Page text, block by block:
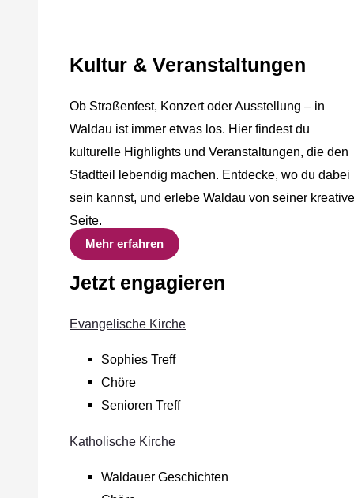
Kultur & Veranstaltungen
Ob Straßenfest, Konzert oder Ausstellung – in
Waldau ist immer etwas los. Hier findest du
kulturelle Highlights und Veranstaltungen, die den
Stadtteil lebendig machen. Entdecke, wo du dabei
sein kannst, und erlebe Waldau von seiner
Seite.
Mehr erfahren
Jetzt engagieren
Evangelische Kirche
Sophies Treff
Chöre
Senioren Treff
Katholische Kirche
Waldauer Geschichten